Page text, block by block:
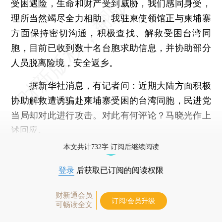
受困遇险，生命和财产受到威胁，我们感同身受，
理所当然竭尽全力相助。我驻柬使领馆正与柬埔寨
方面保持密切沟通，积极查找、解救受困台湾同
胞，目前已收到数十名台胞求助信息，并协助部分
人员脱离险境，安全返乡。
据新华社消息，有记者问：近期大陆方面积极
协助解救遭诱骗赴柬埔寨受困的台湾同胞，民进党
当局却对此进行攻击。对此有何评论？马晓光作上
述回应。
本文共计732字 订阅后继续阅读
登录 后获取已订阅的阅读权限
财新通会员
可畅读全文
订阅/会员升级